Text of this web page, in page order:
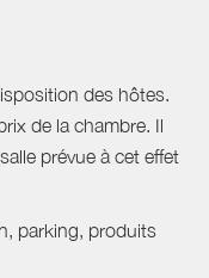
des hôtes.
de la chambre. Il
prévue à cet effet
parking, produits